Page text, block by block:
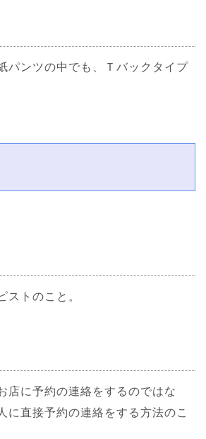
パンツの中でも、Ｔバックタイプ
ストのこと。
店に予約の連絡をするのではな
に直接予約の連絡をする方法のこ